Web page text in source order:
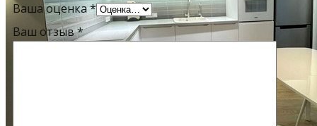
Ваша оценка*
Ваш отзыв*